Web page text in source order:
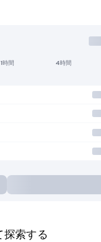
1時間 4時間
索する